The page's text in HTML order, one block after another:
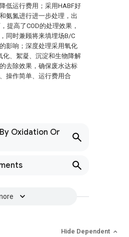
低运行费用；采用HABF好
氨氮进行进一步处理，出
提高了COD的处理效果，
同时兼顾将来填埋场B/C
影响；深度处理采用氧化
化、絮凝、沉淀和生物降解
去除效果，确保废水达标
操作简单、运行费用合
Oxidation Or
Hide Dependent